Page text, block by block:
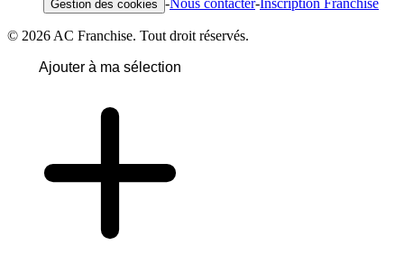
Gestion des cookies -Nous contacter-Inscription Franchise
© 2026 AC Franchise. Tout droit réservés.
Ajouter à ma sélection